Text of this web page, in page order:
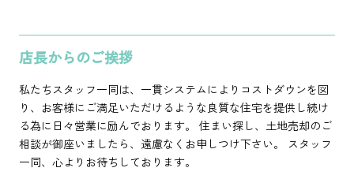
店長からのご挨拶
私たちスタッフ一同は、一貫システムによりコストダウンを図
り、お客様にご満足いただけるような良質な住宅を提供し続け
る為に日々営業に励んでおります。 住まい探し、土地売却のご
相談が御座いましたら、遠慮なくお申しつけ下さい。 スタッフ
一同、心よりお待ちしております。